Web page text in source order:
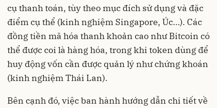
cụ thanh toán, tùy theo mục đích sử dụng và đặc
điểm cụ thể (kinh nghiệm Singapore, Úc…). Các
đồng tiền mã hóa thanh khoản cao như Bitcoin có
thể được coi là hàng hóa, trong khi token dùng để
huy động vốn cần được quản lý như chứng khoán
(kinh nghiệm Thái Lan).
Bên cạnh đó, việc ban hành hướng dẫn chi tiết về